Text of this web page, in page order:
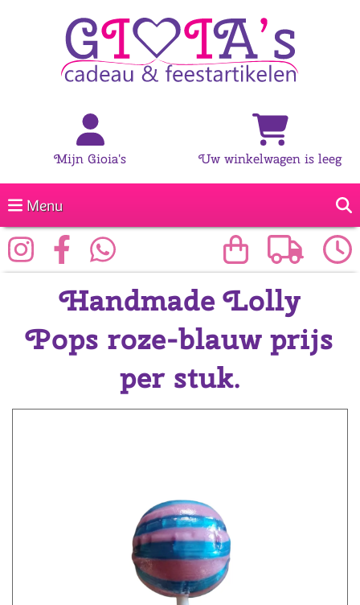
Mijn Gioia's Uw winkelwagen is leeg
Menu
Handmade Lolly
Pops roze-blauw prijs
per stuk.